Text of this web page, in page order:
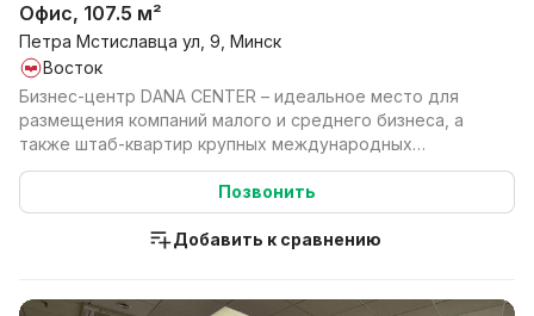
Офис, 107.5 м²
Петра Мстиславца ул, 9, Минск
Восток
Бизнес-центр DANA CENTER – идеальное место для
размещения компаний малого и среднего бизнеса, а
также штаб-квартир крупных международных
компаний. DAN...
Позвонить
Добавить к сравнению